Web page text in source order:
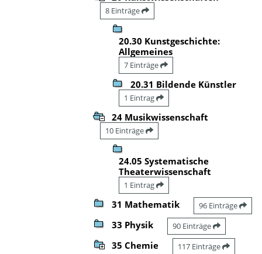
8 Einträge
20.30 Kunstgeschichte:
Allgemeines
7 Einträge
20.31 Bildende Künstler
1 Eintrag
24 Musikwissenschaft
10 Einträge
24.05 Systematische
Theaterwissenschaft
1 Eintrag
31 Mathematik 96 Einträge
33 Physik 90 Einträge
35 Chemie 117 Einträge